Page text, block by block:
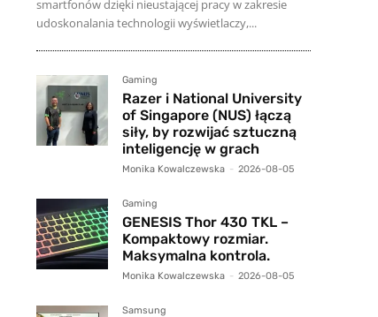
smartfonów dzięki nieustającej pracy w zakresie
udoskonalania technologii wyświetlaczy,...
Gaming
Razer i National University
of Singapore (NUS) łączą
siły, by rozwijać sztuczną
inteligencję w grach
Monika Kowalczewska - 2026-08-05
Gaming
GENESIS Thor 430 TKL –
Kompaktowy rozmiar.
Maksymalna kontrola.
Monika Kowalczewska - 2026-08-05
Samsung